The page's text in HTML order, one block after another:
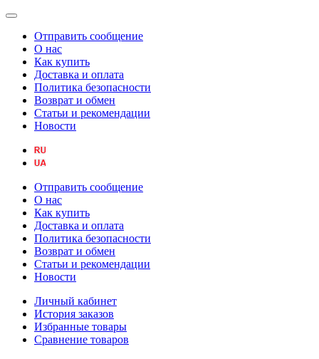
Отправить сообщение
О нас
Как купить
Доставка и оплата
Политика безопасности
Возврат и обмен
Статьи и рекомендации
Новости
Отправить сообщение
О нас
Как купить
Доставка и оплата
Политика безопасности
Возврат и обмен
Статьи и рекомендации
Новости
Личный кабинет
История заказов
Избранные товары
Сравнение товаров